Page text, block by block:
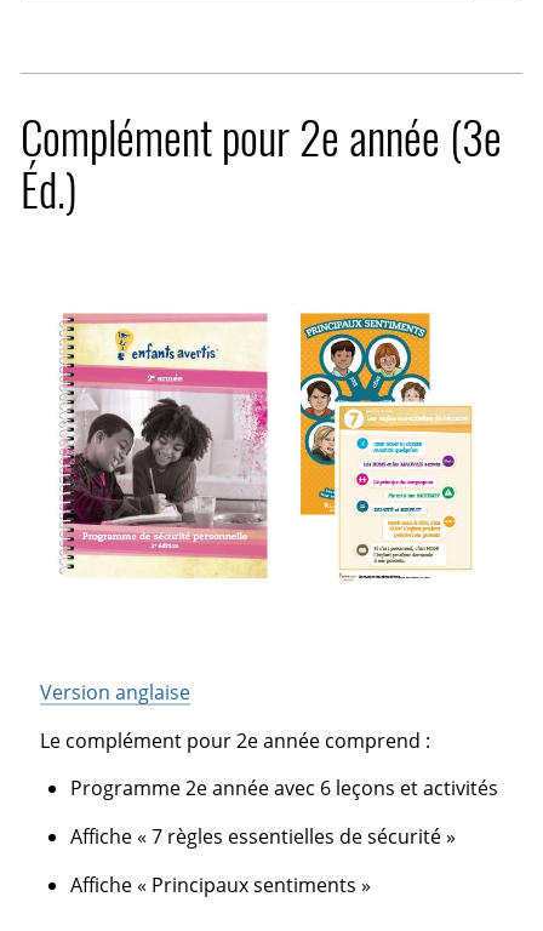
Complément pour 2e année (3e
Éd.)
Version anglaise
Le complément pour 2e année comprend :
Programme 2e année avec 6 leçons et activités
Affiche « 7 règles essentielles de sécurité »
Affiche « Principaux sentiments »